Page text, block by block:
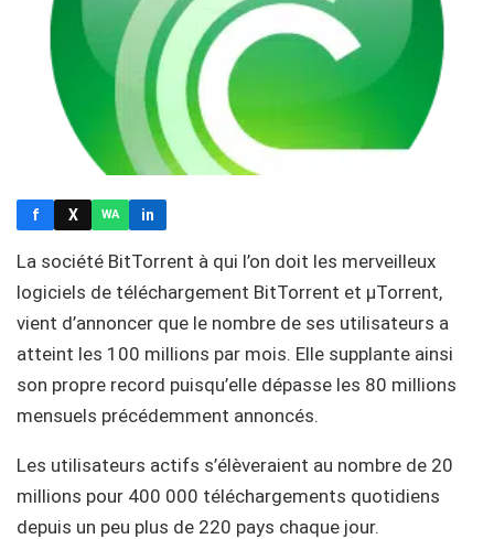
f X WA in
La société BitTorrent à qui l’on doit les merveilleux
logiciels de téléchargement BitTorrent et µTorrent,
vient d’annoncer que le nombre de ses utilisateurs a
atteint les 100 millions par mois. Elle supplante ainsi
son propre record puisqu’elle dépasse les 80 millions
mensuels précédemment annoncés.
Les utilisateurs actifs s’élèveraient au nombre de 20
millions pour 400 000 téléchargements quotidiens
depuis un peu plus de 220 pays chaque jour.